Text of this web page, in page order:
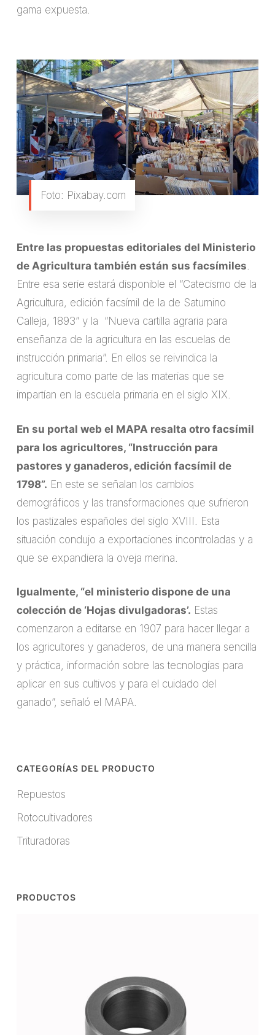
gama expuesta.
Foto: Pixabay.com
Entre las propuestas editoriales del Ministerio
de Agricultura también están sus facsímiles.
Entre esa serie estará disponible el “Catecismo de la
Agricultura, edición facsímil de la de Saturnino
Calleja, 1893” y la “Nueva cartilla agraria para
enseñanza de la agricultura en las escuelas de
instrucción primaria”. En ellos se reivindica la
agricultura como parte de las materias que se
impartían en la escuela primaria en el siglo XIX.
En su portal web el MAPA resalta otro facsímil
para los agricultores, “Instrucción para
pastores y ganaderos, edición facsímil de
1798”. En este se señalan los cambios
demográficos y las transformaciones que sufrieron
los pastizales españoles del siglo XVIII. Esta
situación condujo a exportaciones incontroladas y a
que se expandiera la oveja merina.
Igualmente, “el ministerio dispone de una
colección de ‘Hojas divulgadoras’. Estas
comenzaron a editarse en 1907 para hacer llegar a
los agricultores y ganaderos, de una manera sencilla
y práctica, información sobre las tecnologías para
aplicar en sus cultivos y para el cuidado del
ganado”, señaló el MAPA.
CATEGORÍAS DEL PRODUCTO
Repuestos
Rotocultivadores
Trituradoras
PRODUCTOS